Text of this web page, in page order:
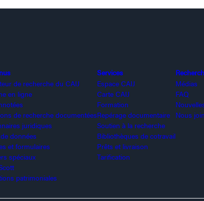
de recherche du CAIJ
en ligne
de recherche documentées
juridiques
données
et formulaires
spéciaux
patrimoniales
Services
Espace CAIJ
Carte CAIJ
Formation
Repérage documentaire
Soutien à la recherche
Bibliothèques de cotravail
Prêts et livraison
Tarification
Médias
FAQ
Nous